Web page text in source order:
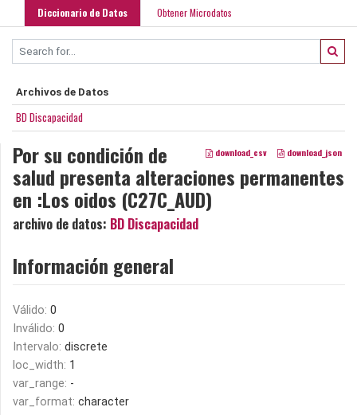
Diccionario de Datos Obtener Microdatos
Archivos de Datos
BD Discapacidad
download_csv download_json
Por su condición de
salud presenta alteraciones permanentes
en :Los oidos (C27C_AUD)
archivo de datos: BD Discapacidad
Información general
Válido: 0
Inválido: 0
Intervalo: discrete
loc_width: 1
var_range: -
var_format: character